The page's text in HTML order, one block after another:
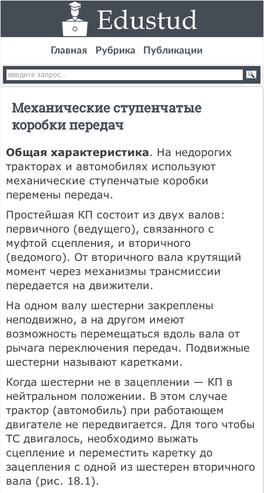
Главная Рубрика Публикации
Механические ступенчатые
коробки передач
Общая характеристика. На недорогих
тракторах и автомобилях используют
механические ступенчатые коробки
перемены передач.
Простейшая КП состоит из двух валов:
первичного (ведущего), связанного с
муфтой сцепления, и вторичного
(ведомого). От вторичного вала крутящий
момент через механизмы трансмиссии
передается на движители.
На одном валу шестерни закреплены
неподвижно, а на другом имеют
возможность перемещаться вдоль вала от
рычага переключения передач. Подвижные
шестерни называют каретками.
Когда шестерни не в зацеплении — КП в
нейтральном положении. В этом случае
трактор (автомобиль) при работающем
двигателе не передвигается. Для того чтобы
ТС двигалось, необходимо выжать
сцепление и переместить каретку до
зацепления с одной из шестерен вторичного
вала (рис. 18.1).